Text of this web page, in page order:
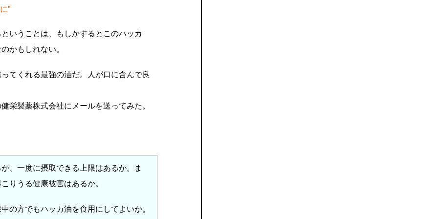
に”
いうことは、もしかするとこのハッカ
かもしれない。
てくれる最強の油だ。人が口に含んで良
栄製薬株式会社にメールを送ってみた。
、一度に摂取できる上限はあるか。ま
りうる健康被害はあるか。
の方でもハッカ油を食用にしてよいか。